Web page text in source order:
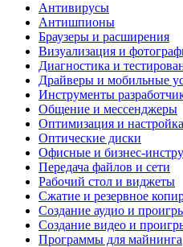
Антивирусы
Антишпионы
Браузеры и расширения
Визуализация и
Диагностика и
Драйверы и мобильные
Инструменты
Общение и мессенджеры
Оптимизация и настройка
Оптические диски
Офисные и бизнес-
Передача файлов и сети
Рабочий стол и виджеты
Сжатие и резервное
Создание аудио и
Создание видео и
Программы для майнинга